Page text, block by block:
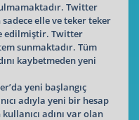
Twitter
elle ve teker teker
edilmiştir. Twitter
sunmaktadır. Tüm
kaybetmeden yeni
yeni başlangıç
adıyla yeni bir hesap
adını var olan